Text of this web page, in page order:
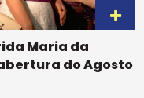
Maria da
do Agosto